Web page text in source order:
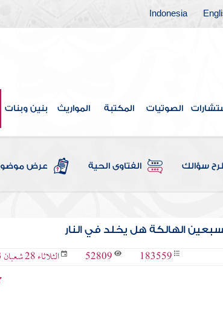
Indonesia
الصوتيات المكتبة المواريث بنين وبنات
سؤالك الفتاوى الحية عرض
الهالكة هل يخلد في النار
183559
52809 الثلاثاء 28 شعبان 1433 هـ - 17-7-2012 م